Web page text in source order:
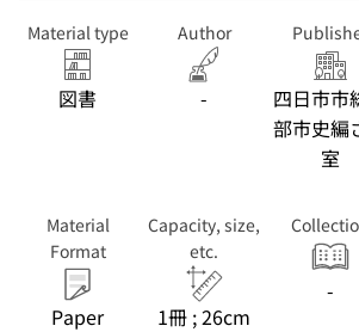
Material type
図書
Author
-
四日市市
部市史編
室
Material
Format
Paper
Capacity, size,
etc.
1冊 ; 26cm
-